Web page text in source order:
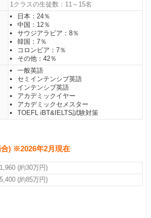
1クラスの生徒数：11～15名
日本：24％
中国：12％
サウジアラビア：8％
韓国：7％
コロンビア：7％
その他：42％
一般英語
セミインテンシブ英語
インテンシブ英語
アカデミックイヤー
アカデミックセメスター
TOEFL iBT&IELTS試験対策
) ※2026年2月現在
(約30万円)
(約85万円)